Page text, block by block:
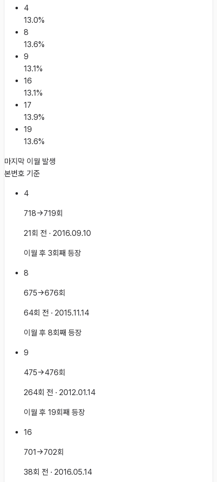
4
13.0%
8
13.6%
9
13.1%
16
13.1%
17
13.9%
19
13.6%
마지막 이월 발생
본번호 기준
4
718→719회
21회 전 · 2016.09.10
이월 후 3회째 등장
8
675→676회
64회 전 · 2015.11.14
이월 후 8회째 등장
9
475→476회
264회 전 · 2012.01.14
이월 후 19회째 등장
16
701→702회
38회 전 · 2016.05.14